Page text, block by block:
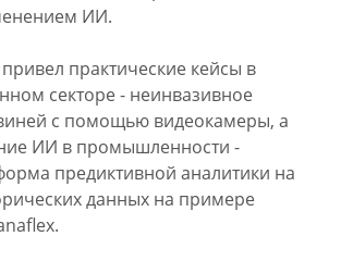
ИИ.
практические кейсы в
секторе - неинвазивное
с помощью видеокамеры, а
ИИ в промышленности -
предиктивной аналитики на
данных на примере